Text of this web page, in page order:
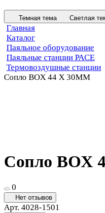
Темная тема Светлая
Главная
Каталог
Паяльное оборудование
Паяльные станции PACE
Термовоздушные станции
Сопло BOX 44 X 30MM
Сопло BOX
0
Нет отзывов
Арт. 4028-1501